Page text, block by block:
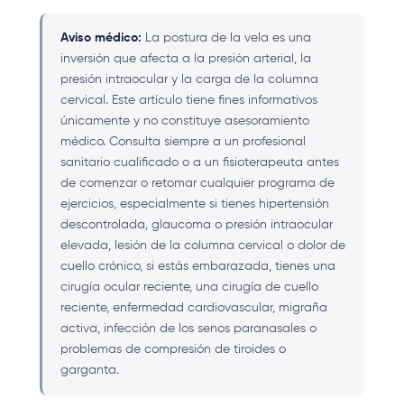
Aviso médico: La postura de la vela es una
inversión que afecta a la presión arterial, la
presión intraocular y la carga de la columna
cervical. Este artículo tiene fines informativos
únicamente y no constituye asesoramiento
médico. Consulta siempre a un profesional
sanitario cualificado o a un fisioterapeuta antes
de comenzar o retomar cualquier programa de
ejercicios, especialmente si tienes hipertensión
descontrolada, glaucoma o presión intraocular
elevada, lesión de la columna cervical o dolor de
cuello crónico, si estás embarazada, tienes una
cirugía ocular reciente, una cirugía de cuello
reciente, enfermedad cardiovascular, migraña
activa, infección de los senos paranasales o
problemas de compresión de tiroides o
garganta.